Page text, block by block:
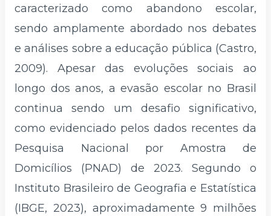
caracterizado como abandono escolar,
sendo amplamente abordado nos debates
e análises sobre a educação pública (Castro,
2009). Apesar das evoluções sociais ao
longo dos anos, a evasão escolar no Brasil
continua sendo um desafio significativo,
como evidenciado pelos dados recentes da
Pesquisa Nacional por Amostra de
Domicílios (PNAD) de 2023. Segundo o
Instituto Brasileiro de Geografia e Estatística
(IBGE, 2023), aproximadamente 9 milhões